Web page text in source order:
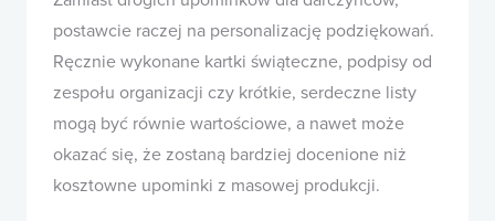
postawcie raczej na personalizację podziękowań.
Ręcznie wykonane kartki świąteczne, podpisy od
zespołu organizacji czy krótkie, serdeczne listy
mogą być równie wartościowe, a nawet może
okazać się, że zostaną bardziej docenione niż
kosztowne upominki z masowej produkcji.